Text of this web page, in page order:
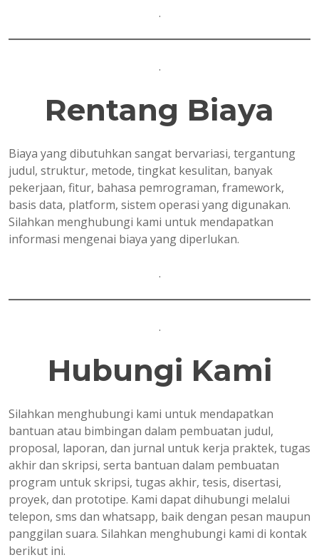
.
.
Rentang Biaya
Biaya yang dibutuhkan sangat bervariasi, tergantung
judul, struktur, metode, tingkat kesulitan, banyak
pekerjaan, fitur, bahasa pemrograman, framework,
basis data, platform, sistem operasi yang digunakan.
Silahkan menghubungi kami untuk mendapatkan
informasi mengenai biaya yang diperlukan.
.
.
Hubungi Kami
Silahkan menghubungi kami untuk mendapatkan
bantuan atau bimbingan dalam pembuatan judul,
proposal, laporan, dan jurnal untuk kerja praktek, tugas
akhir dan skripsi, serta bantuan dalam pembuatan
program untuk skripsi, tugas akhir, tesis, disertasi,
proyek, dan prototipe. Kami dapat dihubungi melalui
telepon, sms dan whatsapp, baik dengan pesan maupun
panggilan suara. Silahkan menghubungi kami di kontak
berikut ini.